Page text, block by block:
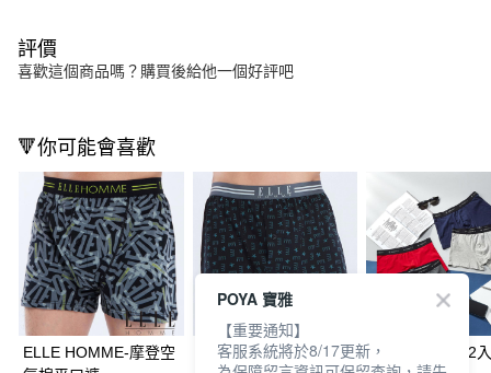
評價
喜歡這個商品嗎？購買後給他一個好評吧
🔻你可能會喜歡
ELLE HOMME-摩登空
ELLE HOMME-艾菲爾
彈力棉平口褲(2
POYA 寶雅
【重要通知】
客服系統將於8/17更新，